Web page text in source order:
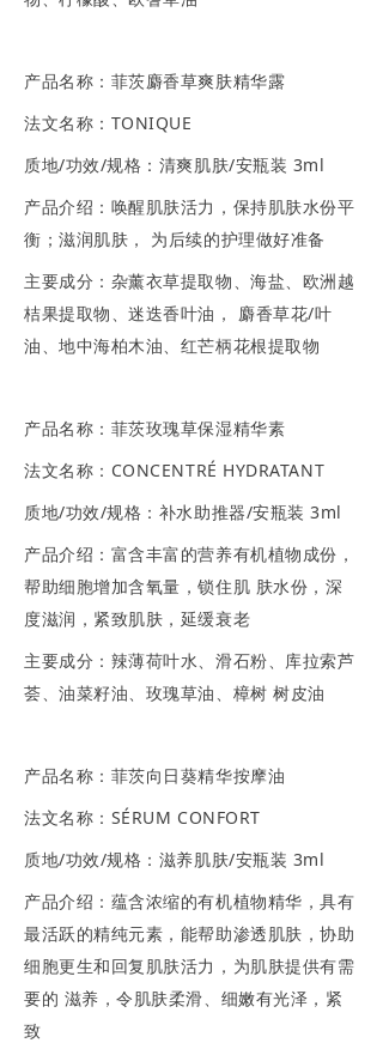
产品名称：菲茨麝香草爽肤精华露
法文名称：TONIQUE
质地/功效/规格：清爽肌肤/安瓶装 3ml
产品介绍：唤醒肌肤活力，保持肌肤水份平
衡；滋润肌肤， 为后续的护理做好准备
主要成分：杂薰衣草提取物、海盐、欧洲越
桔果提取物、迷迭香叶油， 麝香草花/叶
油、地中海柏木油、红芒柄花根提取物
产品名称：菲茨玫瑰草保湿精华素
法文名称：CONCENTRÉ HYDRATANT
质地/功效/规格：补水助推器/安瓶装 3ml
产品介绍：富含丰富的营养有机植物成份，
帮助细胞增加含氧量，锁住肌 肤水份，深
度滋润，紧致肌肤，延缓衰老
主要成分：辣薄荷叶水、滑石粉、库拉索芦
荟、油菜籽油、玫瑰草油、樟树 树皮油
产品名称：菲茨向日葵精华按摩油
法文名称：SÉRUM CONFORT
质地/功效/规格：滋养肌肤/安瓶装 3ml
产品介绍：蕴含浓缩的有机植物精华，具有
最活跃的精纯元素，能帮助渗透肌肤，协助
细胞更生和回复肌肤活力，为肌肤提供有需
要的 滋养，令肌肤柔滑、细嫩有光泽，紧
致